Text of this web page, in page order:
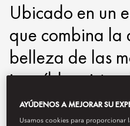
Ubicado en un
que combina la
belleza de las
increíbles vistas
hotel de cinco
AYÚDENOS A MEJORAR SU
Usamos cookies para proporcionar